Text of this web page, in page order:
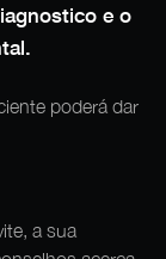
e o
poderá dar
a sua